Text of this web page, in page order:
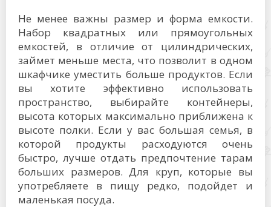
Не менее важны размер и форма емкости.
Набор квадратных или прямоугольных
емкостей, в отличие от цилиндрических,
займет меньше места, что позволит в одном
шкафчике уместить больше продуктов. Если
вы хотите эффективно использовать
пространство, выбирайте контейнеры,
высота которых максимально приближена к
высоте полки. Если у вас большая семья, в
которой продукты расходуются очень
быстро, лучше отдать предпочтение тарам
больших размеров. Для круп, которые вы
употребляете в пищу редко, подойдет и
маленькая посуда.